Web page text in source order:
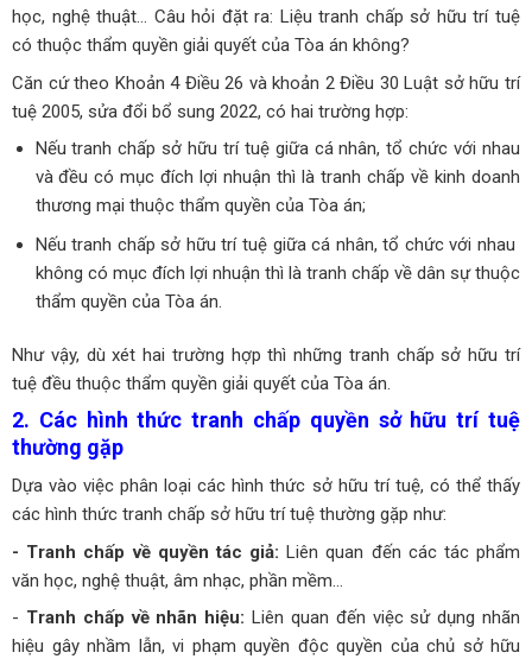
học, nghệ thuật… Câu hỏi đặt ra: Liệu tranh chấp sở hữu trí tuệ
có thuộc thẩm quyền giải quyết của Tòa án không?
Căn cứ theo Khoản 4 Điều 26 và khoản 2 Điều 30 Luật sở hữu trí
tuệ 2005, sửa đổi bổ sung 2022, có hai trường hợp:
Nếu tranh chấp sở hữu trí tuệ giữa cá nhân, tổ chức với nhau
và đều có mục đích lợi nhuận thì là tranh chấp về kinh doanh
thương mại thuộc thẩm quyền của Tòa án;
Nếu tranh chấp sở hữu trí tuệ giữa cá nhân, tổ chức với nhau
không có mục đích lợi nhuận thì là tranh chấp về dân sự thuộc
thẩm quyền của Tòa án.
Như vậy, dù xét hai trường hợp thì những tranh chấp sở hữu trí
tuệ đều thuộc thẩm quyền giải quyết của Tòa án.
2. Các hình thức tranh chấp quyền sở hữu trí tuệ
thường gặp
Dựa vào việc phân loại các hình thức sở hữu trí tuệ, có thể thấy
các hình thức tranh chấp sở hữu trí tuệ thường gặp như:
- Tranh chấp về quyền tác giả: Liên quan đến các tác phẩm
văn học, nghệ thuật, âm nhạc, phần mềm…
- Tranh chấp về nhãn hiệu: Liên quan đến việc sử dụng nhãn
hiệu gây nhầm lẫn, vi phạm quyền độc quyền của chủ sở hữu